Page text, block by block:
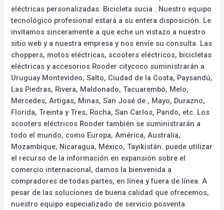
eléctricas personalizadas. Bicicleta sucia . Nuestro equipo
tecnológico profesional estará a su entera disposición. Le
invitamos sinceramente a que eche un vistazo a nuestro
sitio web y a nuestra empresa y nos envíe su consulta. Las
choppers, motos eléctricas, scooters eléctricos, bicicletas
eléctricas y accesorios Rooder citycoco suministrarán a
Uruguay Montevideo, Salto, Ciudad de la Costa, Paysandú,
Las Piedras, Rivera, Maldonado, Tacuarembó, Melo,
Mercedes, Artigas, Minas, San José de , Mayo, Durazno,
Florida, Treinta y Tres, Rocha, San Carlos, Pando, etc. Los
scooters eléctricos Rooder también se suministrarán a
todo el mundo, como Europa, América, Australia,
Mozambique, Nicaragua, México, Tayikistán. puede utilizar
el recurso de la información en expansión sobre el
comercio internacional, damos la bienvenida a
compradores de todas partes, en línea y fuera de línea. A
pesar de las soluciones de buena calidad que ofrecemos,
nuestro equipo especializado de servicio posventa